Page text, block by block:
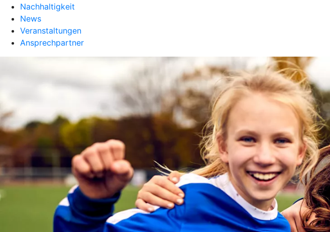
Nachhaltigkeit
News
Veranstaltungen
Ansprechpartner